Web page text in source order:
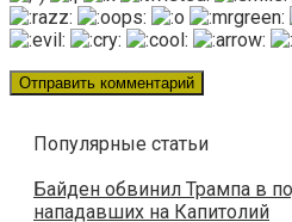
Популярные статьи
Байден обвинил Трампа в
нападавших на Капитолий